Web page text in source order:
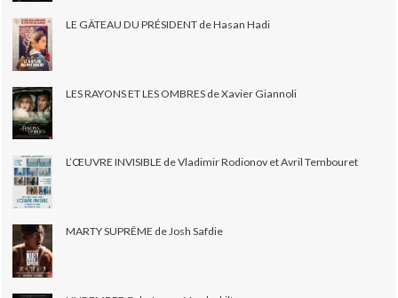
LE GÂTEAU DU PRÉSIDENT de Hasan Hadi
LES RAYONS ET LES OMBRES de Xavier Giannoli
L’ŒUVRE INVISIBLE de Vladimir Rodionov et Avril Tembouret
MARTY SUPRÊME de Josh Safdie